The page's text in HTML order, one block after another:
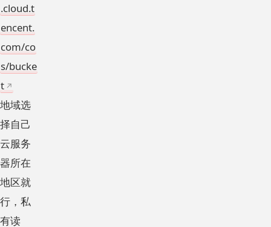
.cloud.t
encent.
com/co
s/bucke
t
地域选
择自己
云服务
器所在
地区就
行，私
有读